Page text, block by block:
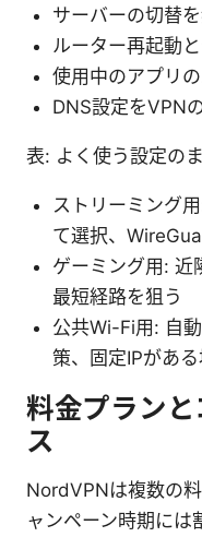
サーバーの切替
ルーター再起動
使用中のアプリ
DNS設定をVPN
表: よく使う設定の
ストリーミング
て選択、
ゲーミング用: 近
最短経路を狙う
公共Wi-Fi用: 自
策、固定IPがあ
料金プラン
ス
NordVPNは複数の
ャンペーン時期には